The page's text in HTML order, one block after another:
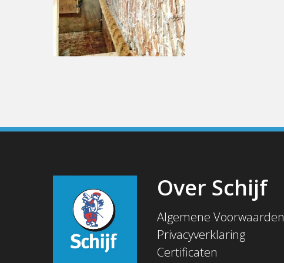
Over Schijf
Algemene Voorwaarden
Privacyverklaring
Certificaten